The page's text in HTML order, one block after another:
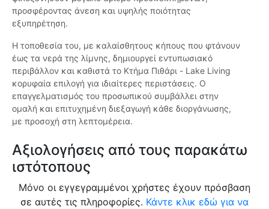
προσφέροντας άνεση και υψηλής ποιότητας
εξυπηρέτηση.
Η τοποθεσία του, με καλαίσθητους κήπους που φτάνουν
έως τα νερά της λίμνης, δημιουργεί εντυπωσιακό
περιβάλλον και καθιστά το Κτήμα Πιθάρι - Lake Living
κορυφαία επιλογή για ιδιαίτερες περιστάσεις. Ο
επαγγελματισμός του προσωπικού συμβάλλει στην
ομαλή και επιτυχημένη διεξαγωγή κάθε διοργάνωσης,
με προσοχή στη λεπτομέρεια.
Αξιολογήσεις από τους παρακάτω
ιστότοπους
Μόνο οι εγγεγραμμένοι χρήστες έχουν πρόσβαση
σε αυτές τις πληροφορίες. Κάντε κλικ εδώ για να